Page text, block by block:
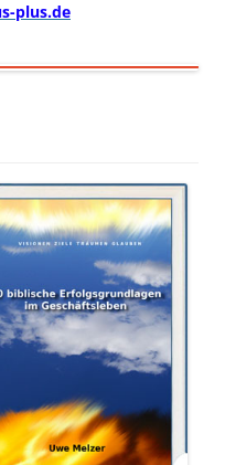
plus.de